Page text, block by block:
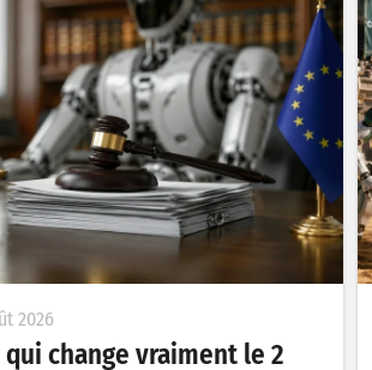
2026
qui change vraiment le 2